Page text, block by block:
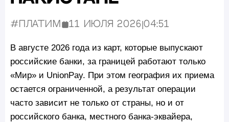
#Платим Опубликовано:
11 июля 2026 |04:51
В августе 2026 года из карт, которые выпускают
российские банки, за границей работают только
«Мир» и UnionPay. При этом география их приема
остается ограниченной, а результат операции
часто зависит не только от страны, но и от
российского банка, местного банка-эквайера,